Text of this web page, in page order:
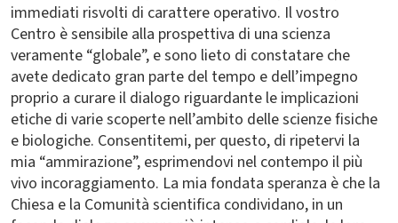
immediati risvolti di carattere operativo. Il vostro
Centro è sensibile alla prospettiva di una scienza
veramente “globale”, e sono lieto di constatare che
avete dedicato gran parte del tempo e dell’impegno
proprio a curare il dialogo riguardante le implicazioni
etiche di varie scoperte nell’ambito delle scienze fisiche
e biologiche. Consentitemi, per questo, di ripetervi la
mia “ammirazione”, esprimendovi nel contempo il più
vivo incoraggiamento. La mia fondata speranza è che la
Chiesa e la Comunità scientifica condividano, in un